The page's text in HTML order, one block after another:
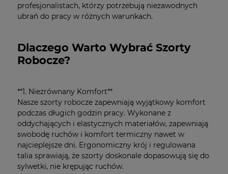
profesjonalistach, którzy potrzebują niezawodnych
ubrań do pracy w różnych warunkach.
Dlaczego Warto Wybrać Szorty
Robocze?
**1. Niezrównany Komfort**
Nasze szorty robocze zapewniają wyjątkowy komfort
podczas długich godzin pracy. Wykonane z
oddychających i elastycznych materiałów, zapewniają
swobodę ruchów i komfort termiczny nawet w
najcieplejsze dni. Ergonomiczny krój i regulowana
talia sprawiają, że szorty doskonale dopasowują się do
sylwetki, nie krępując ruchów.